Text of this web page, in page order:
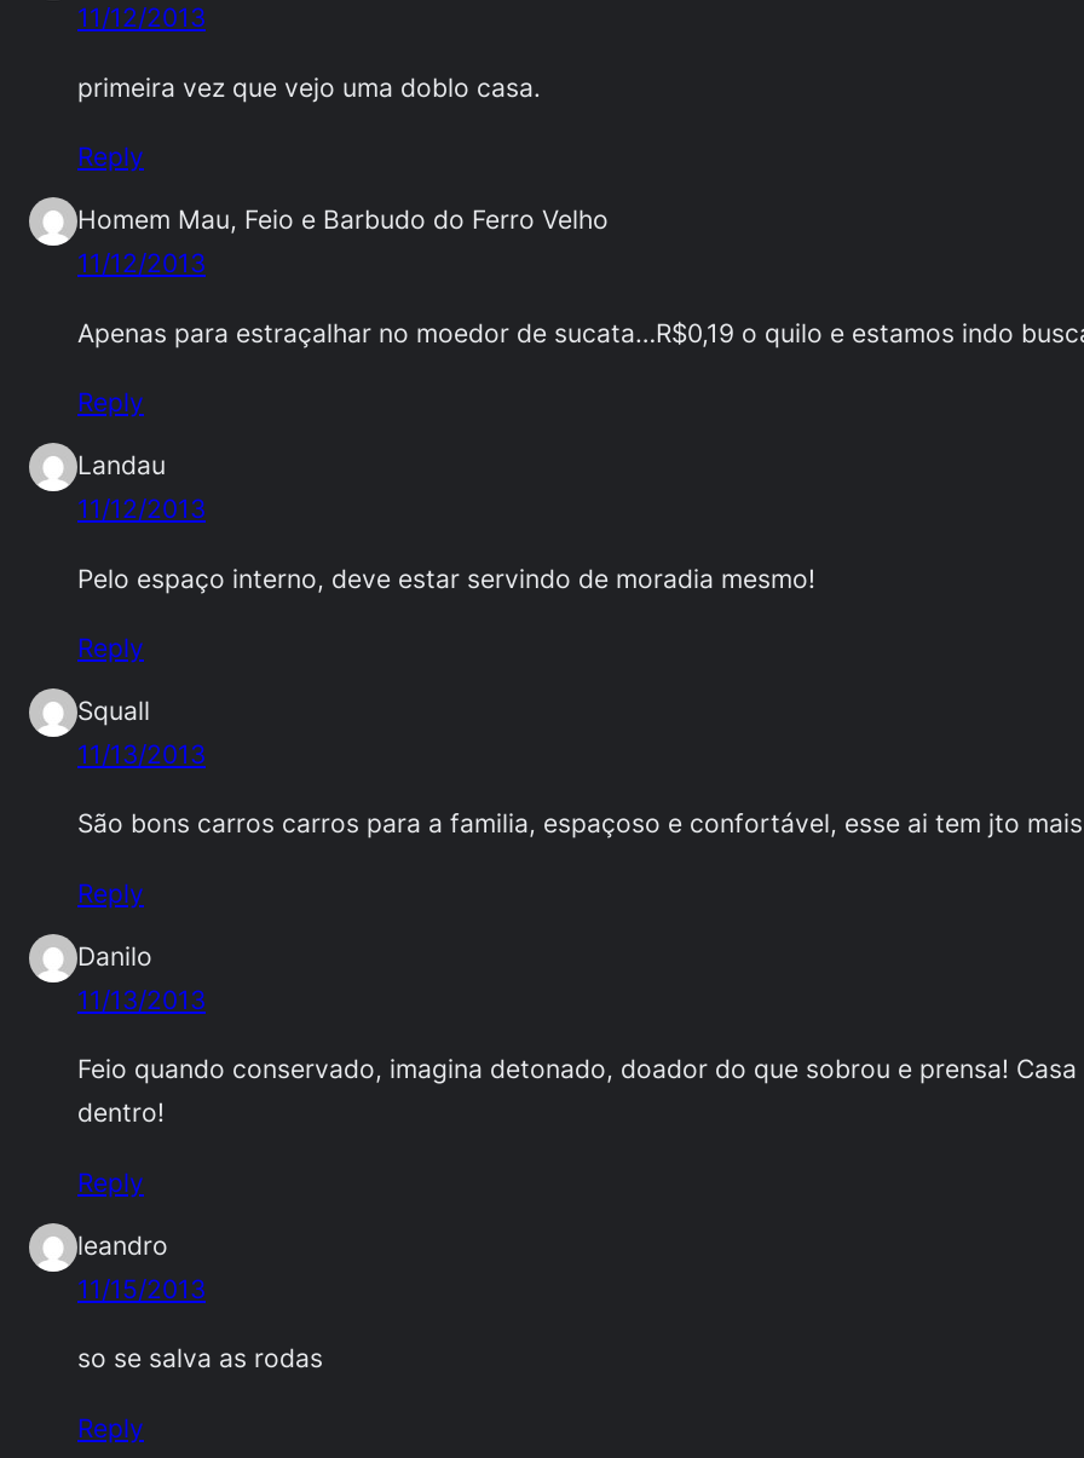
11/12/2013
primeira vez que vejo uma doblo casa.
Reply
Homem Mau, Feio e Barbudo do Ferro Velho
11/12/2013
Apenas para estraçalhar no moedor de sucata…R$0,19 o quilo e estamos indo
Reply
Landau
11/12/2013
Pelo espaço interno, deve estar servindo de moradia mesmo!
Reply
Squall
11/13/2013
São bons carros carros para a familia, espaçoso e confortável, esse ai tem jto
Reply
Danilo
11/13/2013
Feio quando conservado, imagina detonado, doador do que sobrou e prensa!
dentro!
Reply
leandro
11/15/2013
so se salva as rodas
Reply